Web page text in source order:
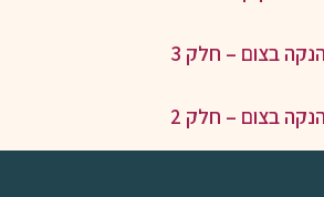
הנקה בצום – חלק 3
הנקה בצום – חלק 2